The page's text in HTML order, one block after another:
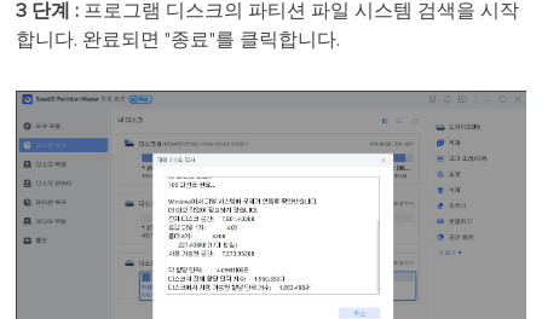
3 단계 : 프로그램 디스크의 파티션 파일 시스템 검색을 시작
합니다. 완료되면 "종료"를 클릭합니다.